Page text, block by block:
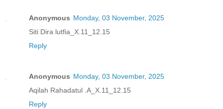
Anonymous Monday, 03 November, 2025
Siti Dira lutfia_X.11_12.15
Reply
Anonymous Monday, 03 November, 2025
Aqilah Rahadatul .A_X.11_12.15
Reply